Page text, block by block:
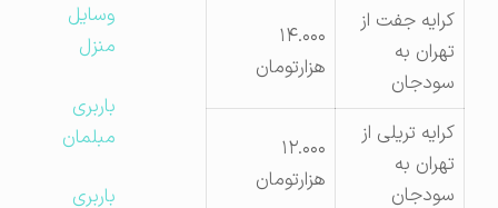
کرایه جفت از
تهران به
سودجان
۱۴.۰۰۰
هزارتومان
کرایه تریلی از
تهران به
سودجان
۱۲.۰۰۰
هزارتومان
وسایل
منزل
باربری
مبلمان
باربری